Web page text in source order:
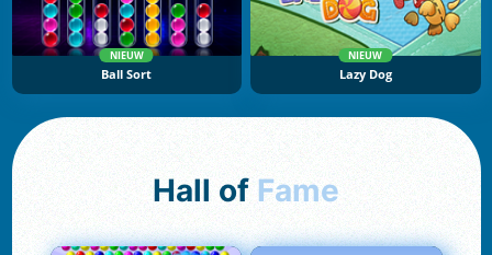
NIEUW
Ball Sort
NIEUW
Lazy Dog
Hall of Fame